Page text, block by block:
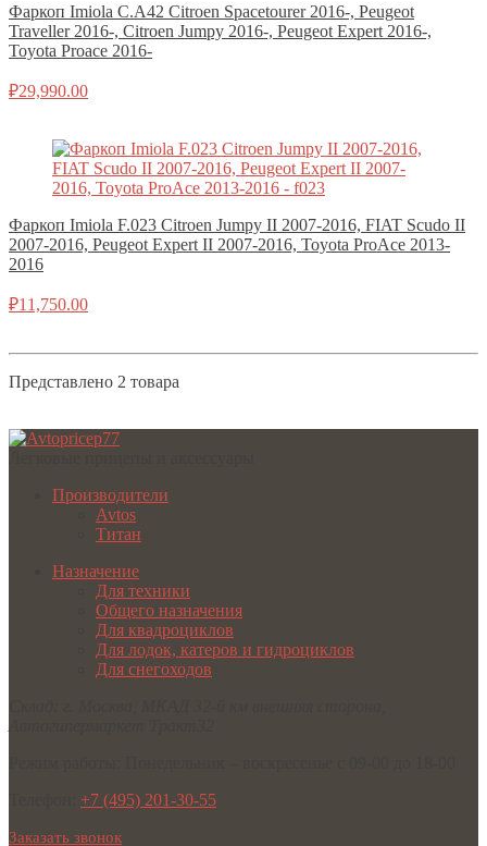
Фаркоп Imiola C.A42 Citroen Spacetourer 2016-, Peugeot
Traveller 2016-, Citroen Jumpy 2016-, Peugeot Expert 2016-,
Toyota Proace 2016-
₽29,990.00
Фаркоп Imiola F.023 Citroen Jumpy II 2007-2016, FIAT Scudo II
2007-2016, Peugeot Expert II 2007-2016, Toyota ProAce 2013-
2016
₽11,750.00
Представлено 2 товара
Производители
Avtos
Титан
Назначение
Для техники
Общего назначения
Для квадроциклов
Для лодок, катеров и гидроциклов
Для снегоходов
+7 (495) 201-30-55
Заказать звонок